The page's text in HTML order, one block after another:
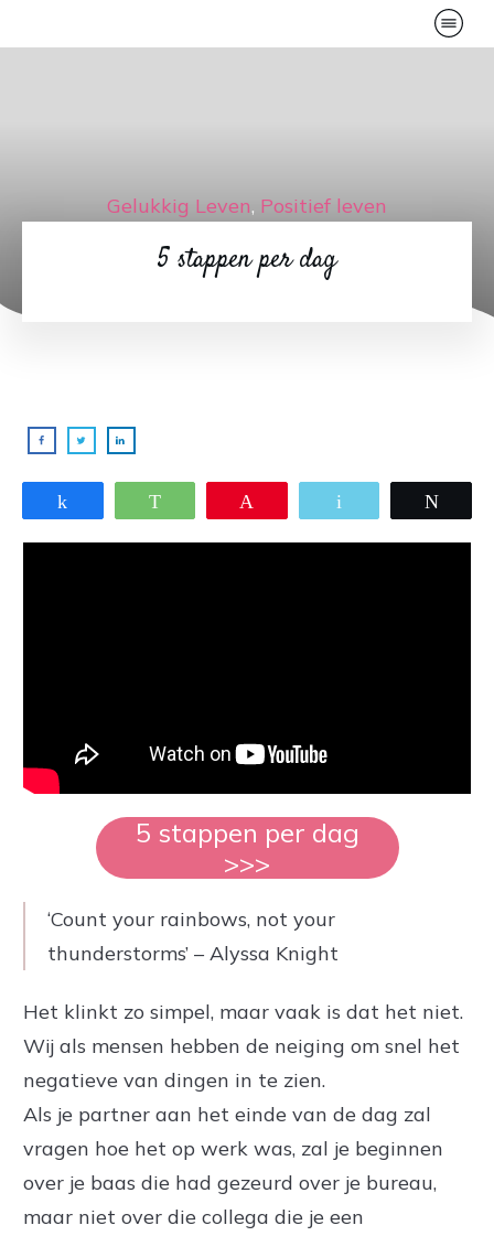
Gelukkig Leven, Positief leven
5 stappen per dag
WhatsApp
5 stappen per dag
>>>
‘Count your rainbows, not your
thunderstorms’ – Alyssa Knight
Het klinkt zo simpel, maar vaak is dat het niet.
Wij als mensen hebben de neiging om snel het
negatieve van dingen in te zien.
Als je partner aan het einde van de dag zal
vragen hoe het op werk was, zal je beginnen
over je baas die had gezeurd over je bureau,
maar niet over die collega die je een